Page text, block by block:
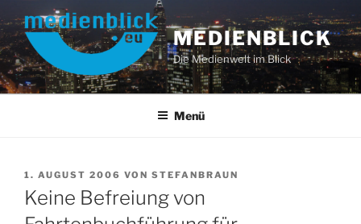
Inhalt
springen
MEDIENBLICK
Die Medienwelt im Blick
Menü
VERÖFFENTLICHT
AM
1. AUGUST 2006 VON STEFANBRAUN
Keine Befreiung von